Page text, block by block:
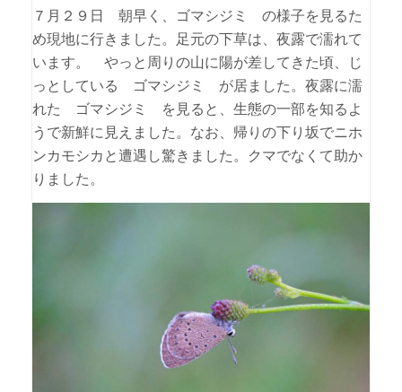
７月２９日 朝早く、ゴマシジミ の様子を見るた
め現地に行きました。足元の下草は、夜露で濡れて
います。 やっと周りの山に陽が差してきた頃、じ
っとしている ゴマシジミ が居ました。夜露に濡
れた ゴマシジミ を見ると、生態の一部を知るよ
うで新鮮に見えました。なお、帰りの下り坂でニホ
ンカモシカと遭遇し驚きました。クマでなくて助か
りました。